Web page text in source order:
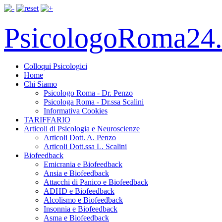
Colloqui Psicologici
Home
Chi Siamo
Psicologo Roma - Dr. Penzo
Psicologa Roma - Dr.ssa Scalini
Informativa Cookies
TARIFFARIO
Articoli di Psicologia e Neuroscienze
Articoli Dott. A. Penzo
Articoli Dott.ssa L. Scalini
Biofeedback
Emicrania e Biofeedback
Ansia e Biofeedback
Attacchi di Panico e Biofeedback
ADHD e Biofeedback
Alcolismo e Biofeedback
Insonnia e Biofeedback
Asma e Biofeedback